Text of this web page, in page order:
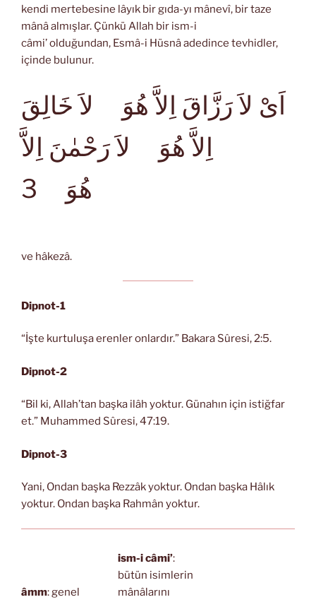
kendi mertebesine lâyık bir gıda-yı mânevî, bir taze
mânâ almışlar. Çünkü Allah bir ism-i
câmi’ olduğundan, Esmâ-i Hüsnâ adedince tevhidler,
içinde bulunur.
اَىْ لاَ رَزَّاقَ اِلاَّ هُوَ لاَ خَالِقَ
اِلاَّ هُوَ لاَ رَحْمٰنَ اِلاَّ
ve hâkezâ.
Dipnot-1
“İşte kurtuluşa erenler onlardır.” Bakara Sûresi, 2:5.
Dipnot-2
“Bil ki, Allah’tan başka ilâh yoktur. Günahın için istiğfar
et.” Muhammed Sûresi, 47:19.
Dipnot-3
Yani, Ondan başka Rezzâk yoktur. Ondan başka Hâlık
yoktur. Ondan başka Rahmân yoktur.
âmm: genel
ism-i câmi’:
bütün isimlerin
mânâlarını